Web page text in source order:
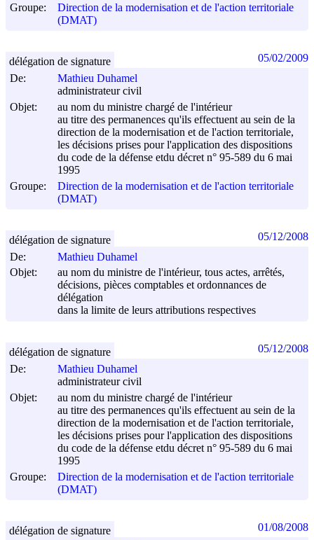
Groupe:
Direction de la modernisation et de l'action territoriale
(DMAT)
De:
Mathieu Duhamel
administrateur civil
Objet:
au nom du ministre chargé de l'intérieur
au titre des permanences qu'ils effectuent au sein de la
direction de la modernisation et de l'action territoriale,
les décisions prises pour l'application des dispositions
du code de la défense etdu décret n° 95-589 du 6 mai
1995
Groupe:
Direction de la modernisation et de l'action territoriale
(DMAT)
délégation de signature 05/02/2009
De:
Mathieu Duhamel
Objet:
au nom du ministre de l'intérieur, tous actes, arrêtés,
décisions, pièces comptables et ordonnances de
délégation
dans la limite de leurs attributions respectives
délégation de signature 05/12/2008
De:
Mathieu Duhamel
administrateur civil
Objet:
au nom du ministre chargé de l'intérieur
au titre des permanences qu'ils effectuent au sein de la
direction de la modernisation et de l'action territoriale,
les décisions prises pour l'application des dispositions
du code de la défense etdu décret n° 95-589 du 6 mai
1995
Groupe:
Direction de la modernisation et de l'action territoriale
(DMAT)
délégation de signature 05/12/2008
délégation de signature 01/08/2008